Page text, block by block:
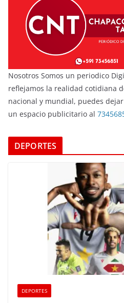
Nosotros Somos un periodico
reflejamos la realidad cotidiana
nacional y mundial, puedes
un espacio publicitario al
DEPORTES
DEPORTES